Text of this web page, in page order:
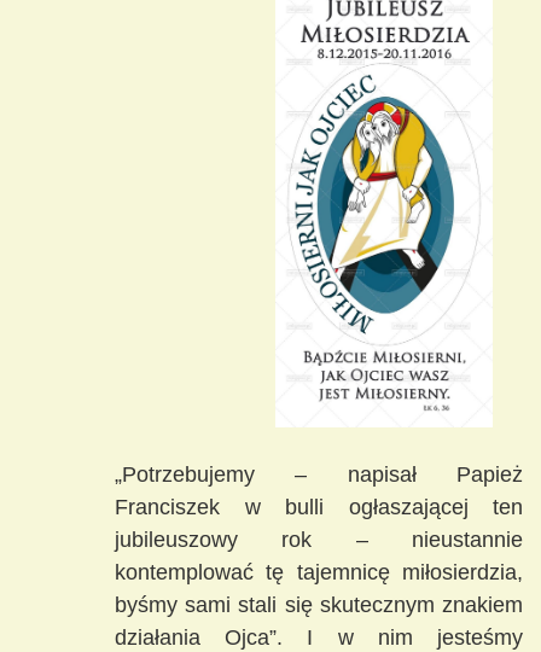
„Potrzebujemy – napisał Papież
Franciszek w bulli ogłaszającej ten
jubileuszowy rok – nieustannie
kontemplować tę tajemnicę miłosierdzia,
byśmy sami stali się skutecznym znakiem
działania Ojca”. I w nim jesteśmy